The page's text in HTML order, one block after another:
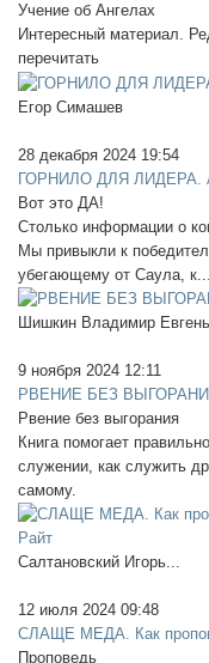
Учение об Ангелах
Интересный материал.
перечитать
Егор Симашев
28 декабря 2024 19:54
ГОРНИЛО ДЛЯ ЛИДЕРА.
Вот это ДА!
Столько информации о
Мы привыкли к
убегающему от Саула, к...
Шишкин Владимир
9 ноября 2024 12:11
РВЕНИЕ БЕЗ
Рвение без выгорания
Книга помогает
служении, как служить
самому.
Салтановский Игорь...
12 июля 2024 09:48
СЛАЩЕ МЕДА. Как
Проповедь